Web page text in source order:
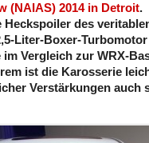
(NAIAS) 2014 in Detroit.
des
Liter-Boxer-
Vergleich zur WRX-
ist die Karosserie
Verstärkungen auch